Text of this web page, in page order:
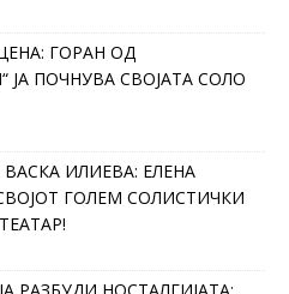
ГОРАН ОД
ЈА ПОЧНУВА СВОЈАТА СОЛО
ИЛИЕВА: ЕЛЕНА
ГОЛЕМ СОЛИСТИЧКИ